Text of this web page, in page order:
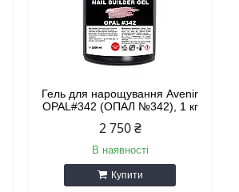
Гель для нарощування Avenir
OPAL#342 (ОПАЛ №342), 1 кг
2 750 ₴
В наявності
Купити